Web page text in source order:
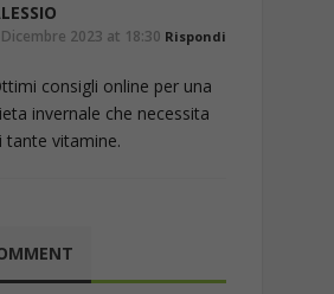
2023 at 18:30 Rispondi
consigli online per una
invernale che necessita
tante vitamine.